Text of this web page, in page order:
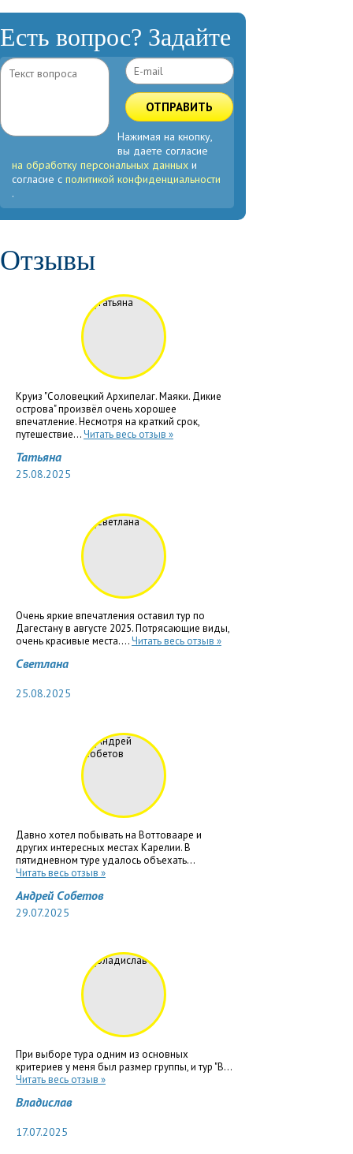
Есть вопрос? Задайте
ОТПРАВИТЬ
Нажимая на кнопку,
вы даете согласие
на обработку персональных данных и
согласие с политикой конфиденциальности
.
Отзывы
Круиз "Соловецкий Архипелаг. Маяки. Дикие
острова" произвёл очень хорошее
впечатление. Несмотря на краткий срок,
путешествие...Читать весь отзыв »
Татьяна
25.08.2025
Очень яркие впечатления оставил тур по
Дагестану в августе 2025. Потрясающие виды,
очень красивые места....Читать весь отзыв »
Светлана
25.08.2025
Давно хотел побывать на Воттовааре и
других интересных местах Карелии. В
пятидневном туре удалось объехать...
Читать весь отзыв »
Андрей Собетов
29.07.2025
При выборе тура одним из основных
критериев у меня был размер группы, и тур "В...
Читать весь отзыв »
Владислав
17.07.2025